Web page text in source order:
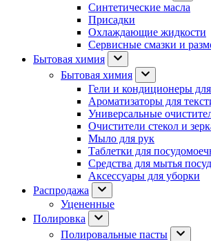
Синтетические масла
Присадки
Охлаждающие жидкости
Сервисные смазки и
Бытовая химия
Бытовая химия
Гели и кондиционеры
Ароматизаторы для
Универсальные
Очистители стекол и
Мыло для рук
Таблетки для
Средства для мытья
Аксессуары для уборки
Распродажа
Уцененные
Полировка
Полировальные пасты